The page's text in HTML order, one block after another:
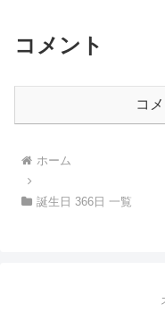
コメント
コ
ホーム
誕生日 366日 一覧